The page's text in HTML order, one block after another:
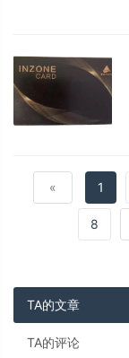
« 1
8
TA的文章
TA的评论